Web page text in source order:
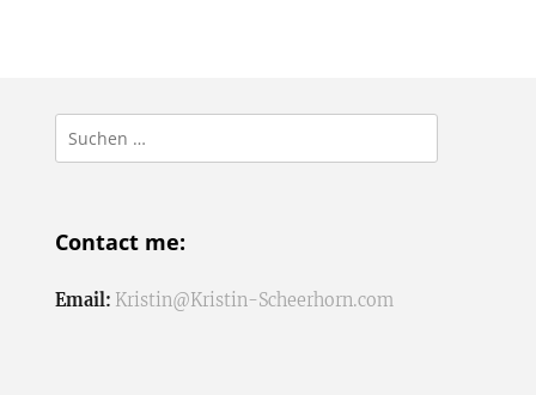
Suchen
nach:
Contact me:
Email: Kristin@Kristin-Scheerhorn.com